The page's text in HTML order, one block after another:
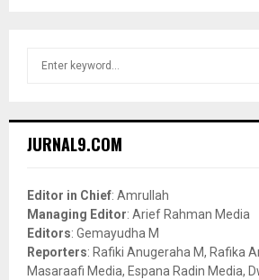
h
o
r
:
JURNAL9.COM
Editor in Chief: Amrullah
Managing Editor: Arief Rahman Media
Editors: Gemayudha M
Reporters: Rafiki Anugeraha M, Rafika
Masaraafi Media, Espana Radin Media,